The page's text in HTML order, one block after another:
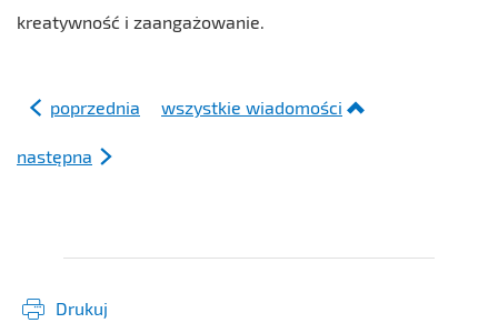
kreatywność i zaangażowanie.
poprzednia wszystkie wiadomości
następna
Drukuj